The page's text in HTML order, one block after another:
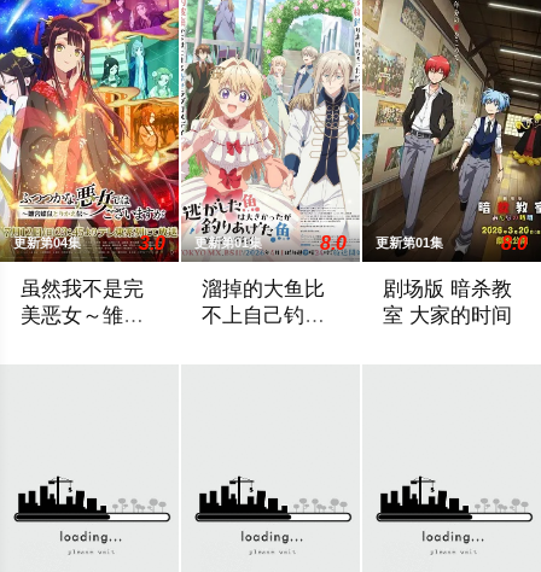
更新第04集 3.0
虽然我不是完
美恶女～雏宫
更新第01集 8.0
溜掉的大鱼比
不上自己钓到
更新第01集 8.0
剧场版 暗杀教
室 大家的时间